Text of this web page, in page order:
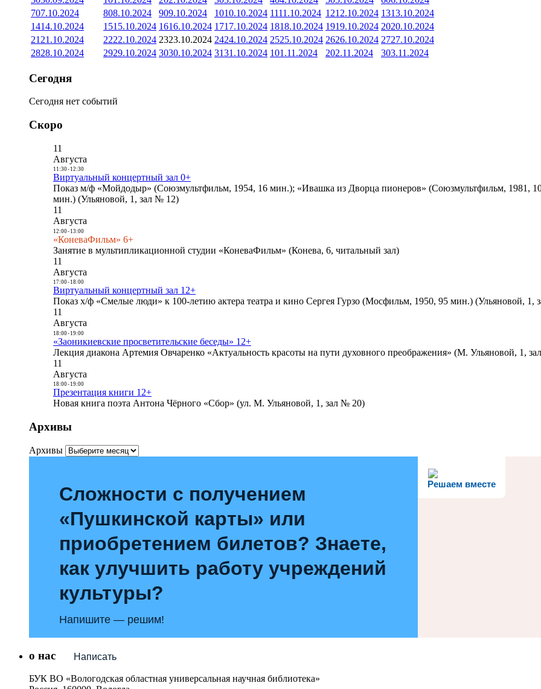
707.10.2024 808.10.2024 909.10.2024 1010.10.2024 1111.10.2024 1212.10.2024 1313.10.2024
1414.10.2024 1515.10.2024 1616.10.2024 1717.10.2024 1818.10.2024 1919.10.2024 2020.10.2024
21 21.10.2024 2222.10.2024 2323.10.2024 2424.10.2024 2525.10.2024 2626.10.2024 2727.10.2024
2828.10.2024 2929.10.2024 3030.10.2024 3131.10.2024 101.11.2024 202.11.2024 303.11.2024
Сегодня
Сегодня нет событий
Скоро
11
Августа
11:30- 12:30
Виртуальный концертный зал 0+
Показ м/ф «Мойдодыр» (Союзмультфильм, 1954, 16 мин.); «Ивашка из Дворца пионеров» (Союзмультфильм, 1981,
мин.) (Ульяновой, 1, зал № 12)
11
Августа
12:00- 13:00
«КоневаФильм» 6+
Занятие в мультипликационной студии «КоневаФильм» (Конева, 6, читальный зал)
11
Августа
17:00- 18:00
Виртуальный концертный зал 12+
Показ х/ф «Смелые люди» к 100-летию актера театра и кино Сергея Гурзо (Мосфильм, 1950, 95 мин.) (Ульяновой, 1,
11
Августа
18:00- 19:00
«Заоникиевские просветительские беседы» 12+
Лекция диакона Артемия Овчаренко «Актуальность красоты на пути духовного преображения» (М. Ульяновой, 1,
11
Августа
18:00- 19:00
Презентация книги 12+
Новая книга поэта Антона Чёрного «Сбор» (ул. М. Ульяновой, 1, зал № 20)
Архивы
Архивы
Решаем вместе
Сложности с получением
«Пушкинской карты» или
приобретением билетов? Знаете,
как улучшить работу учреждений
культуры?
Напишите — решим!
Написать
о нас
БУК ВО «Вологодская областная универсальная научная библиотека»